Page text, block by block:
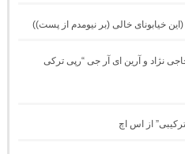
خیابونای خالی (بر نیومدم از پست))
نژاد و آرین ای آر جی “رپی ترکی